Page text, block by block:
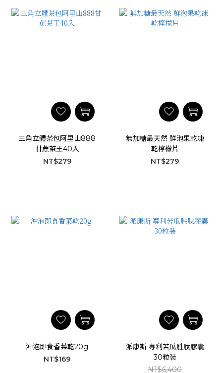
三角立體茶包阿里山888
甘蔗茶王40入
NT$279
無加糖最天然 鮮泡果乾凍
乾檸檬片
NT$279
沖泡即食香菜乾20g
NT$169
派康斯 專利苦瓜胜肽膠囊
30粒裝
NT$6,400